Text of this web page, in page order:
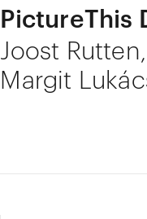
PictureThis
Joost
Margit